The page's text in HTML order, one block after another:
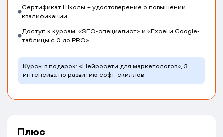
Сертификат Школы + удостоверение о повышении
квалификации
Доступ к курсам: «SEO-специалист» и «Excel и Google-
таблицы с 0 до PRO»
Курсы в подарок: «Нейросети для маркетологов», 3
интенсива по развитию софт-скиллов
Плюс